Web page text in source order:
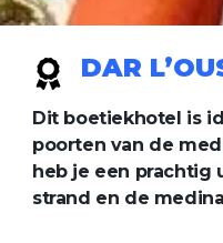
DAR
Dit boetiekhotel is
poorten van de
heb je een prachtig
strand en de